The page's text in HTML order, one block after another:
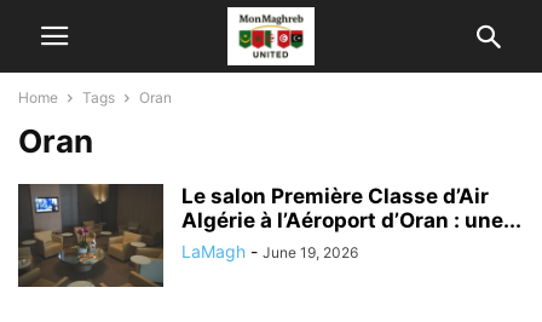
Home Tags Oran
Oran
Le salon Première Classe d’Air
Algérie à l’Aéroport d’Oran : une...
LaMagh - June 19, 2026